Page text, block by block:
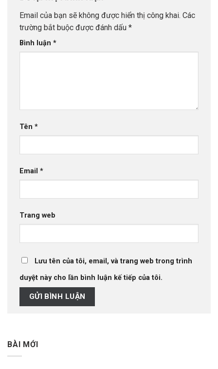
Email của bạn sẽ không được hiển thị công khai. Các
trường bắt buộc được đánh dấu *
Bình luận *
Tên *
Email *
Trang web
Lưu tên của tôi, email, và trang web trong trình
duyệt này cho lần bình luận kế tiếp của tôi.
BÀI MỚI